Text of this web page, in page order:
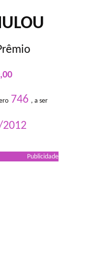
746 , a ser
Publicidade